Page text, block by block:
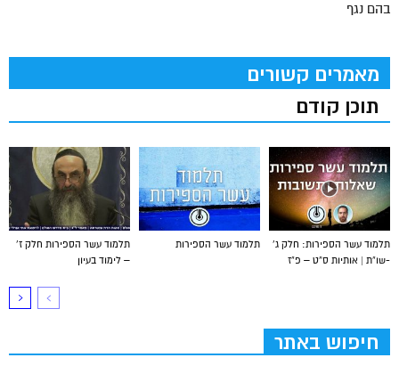
בהם נגף
מאמרים קשורים
תוכן קודם
תלמוד עשר הספירות חלק ז’
– לימוד בעיון
תלמוד עשר הספירות
תלמוד עשר הספירות: חלק ג’
-שו”ת | אותיות ס”ט – פ”ז
חיפוש באתר